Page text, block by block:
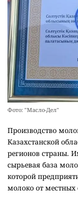
Фото: "Масло-Дел"
Производство
Казахстанской
регионов страны.
сырьевая база
которой
молоко от местных